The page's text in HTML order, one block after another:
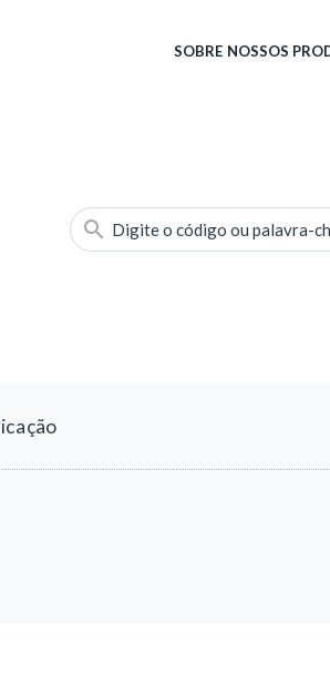
SOBRE NOSSOS
Digite o código ou palavra-